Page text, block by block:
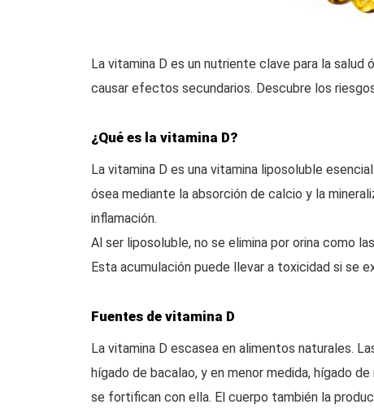
La vitamina D es un nutriente clave para la salud
causar efectos secundarios. Descubre los
¿Qué es la vitamina D?
La vitamina D es una vitamina liposoluble
ósea mediante la absorción de calcio y la
inflamación.
Al ser liposoluble, no se elimina por orina como
Esta acumulación puede llevar a toxicidad si se
Fuentes de vitamina D
La vitamina D escasea en alimentos naturales.
hígado de bacalao, y en menor medida, hígado
se fortifican con ella. El cuerpo también la